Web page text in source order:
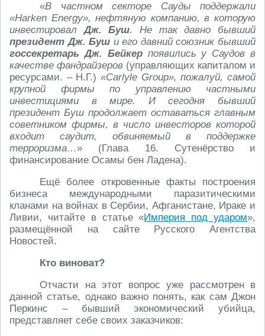
«В частном секторе Сауды поддержали
«Harken Energy», нефтяную компанию, в которую
инвестировалДж. Буш. Не так давно бывший
президент Дж. Буш и его давний союзник бывший
госсекретарь Дж. Бейкерпоявились у Саудов в
качестве фандрайзеров (управляющих капиталом и
ресурсами. – Н.Г.) «Carlyle Group», пожалуй, самой
крупной фирмы по управлению частными
инвестициями в мире. И сегодня бывший
президент Буш продолжает оставаться главным
советником фирмы, в число инвесторов которой
входит саудит, обвиняемый в поддержке
терроризма…» (Глава 16. Сутенёрство и
финансирование Осамы бен Ладена).
Ещё более откровенные факты построения
бизнеса международными паразитическими
кланами на войнах в Сербии, Афганистане, Ираке и
Ливии, читайте в статье «Империя под ударом»,
размещённой на сайте Русского Агентства
Новостей.
Кто виноват?
Отчасти на этот вопрос уже рассмотрен в
данной статье, однако важно понять, как сам Джон
Перкинс – бывший экономический убийца,
представляет себе своих заказчиков: